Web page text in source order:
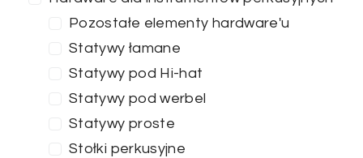
Pozostałe elementy hardware'u
Statywy łamane
Statywy pod Hi-hat
Statywy pod werbel
Statywy proste
Stołki perkusyjne
ZASTOSUJ FILTRY